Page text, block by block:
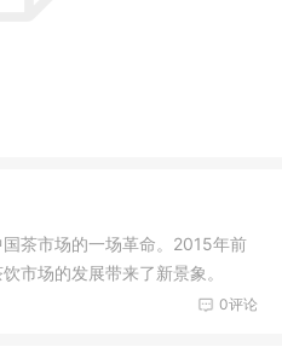
茶市场的一场革命。2015年前
市场的发展带来了新景象。
0评论